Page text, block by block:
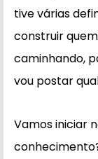
tive várias
construir
caminhando,
vou postar
Vamos iniciar